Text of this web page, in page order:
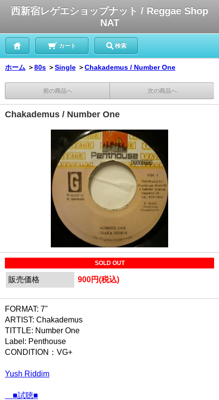
西新宿レゲエショップナット / Reggae Shop
NAT
カート 検索
ホーム ＞80s ＞Single ＞Chakademus / Number One
前の商品へ 次の商品へ
Chakademus / Number One
SOLD OUT
販売価格 900円(税込)
FORMAT: 7"
ARTIST: Chakademus
TITTLE: Number One
Label: Penthouse
CONDITION：VG+
Yush Riddim
■試聴■